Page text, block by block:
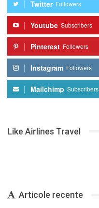
Twitter Followers
Youtube Subscribers
Pinterest Followers
Instagram Followers
Mailchimp Subscribers
Like Airlines Travel
Articole recente